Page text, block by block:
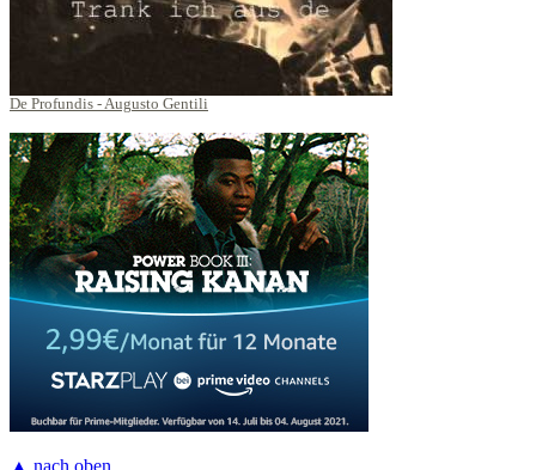
De Profundis - Augusto Gentili
▲ nach oben